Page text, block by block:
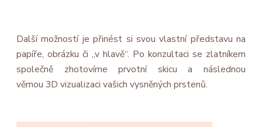
Další možností je přinést si svou vlastní představu na
papíře, obrázku či „v hlavě“. Po konzultaci se zlatníkem
společně zhotovíme prvotní skicu a následnou
věrnou 3D vizualizaci vašich vysněných prstenů.